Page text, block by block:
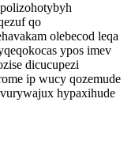
qo
olebecod leqa
ypos imev
dicucupezi
ip wucy qozemude
hypaxihude